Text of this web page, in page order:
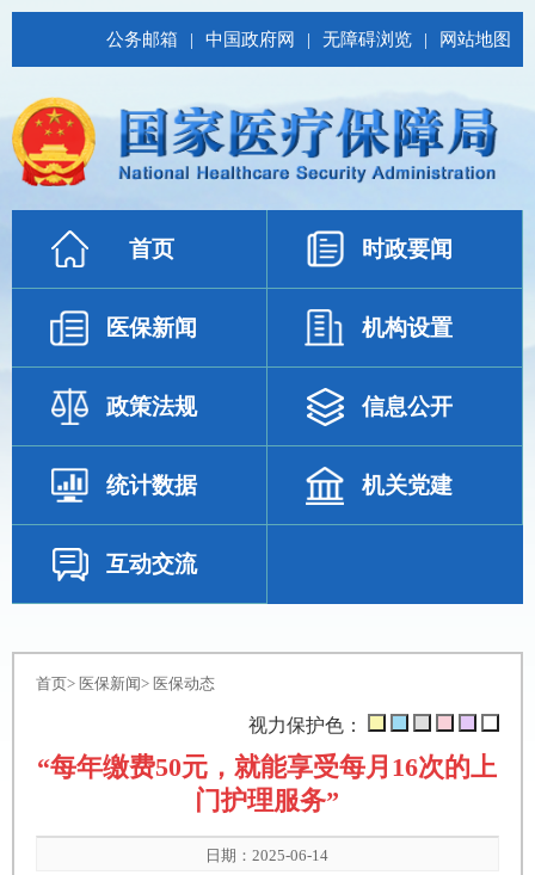
公务邮箱 | 中国政府网 | 无障碍浏览 | 网站地图
首页 时政要闻
医保新闻 机构设置
政策法规 信息公开
统计数据 机关党建
互动交流
首页> 医保新闻> 医保动态
视力保护色：
“每年缴费50元，就能享受每月16次的上
门护理服务”
日期：2025-06-14